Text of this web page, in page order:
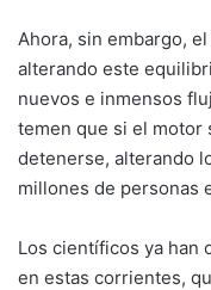
Ahora, sin embargo,
alterando este
nuevos e inmensos
temen que si el motor
detenerse, alterando
millones de personas
Los científicos ya han
en estas corrientes,